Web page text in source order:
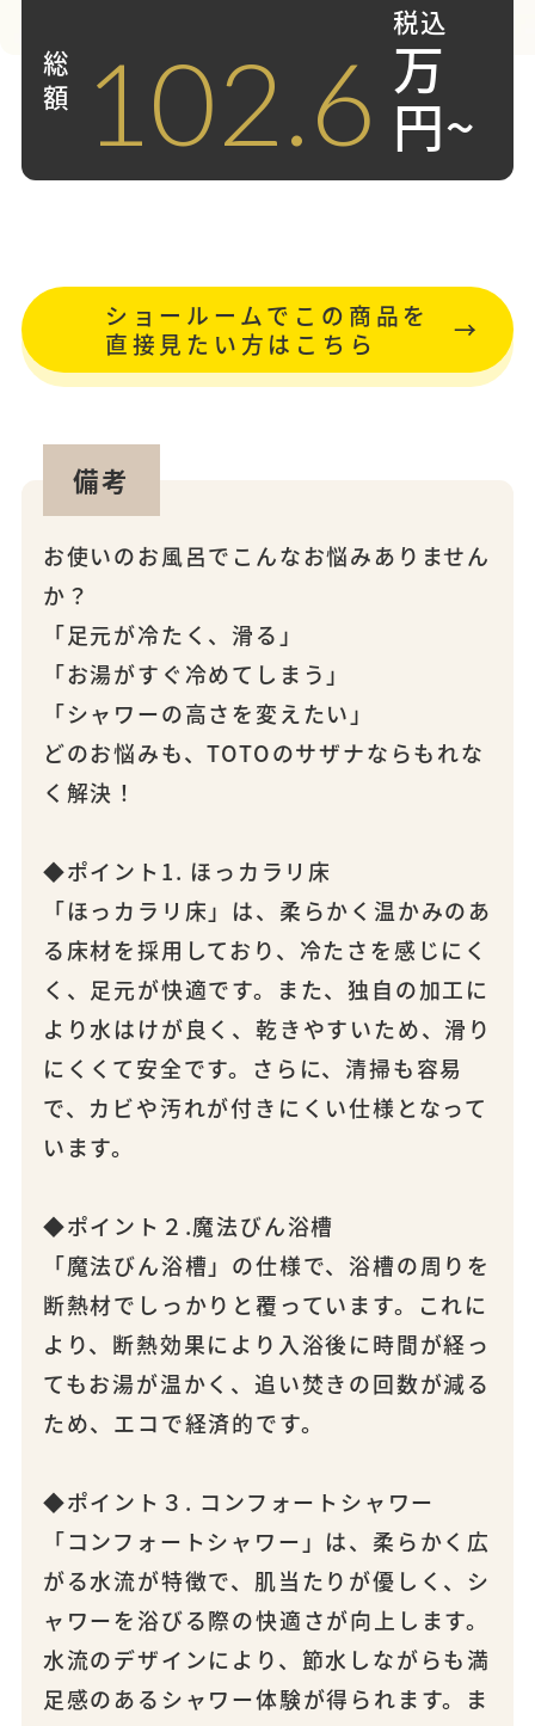
総
額
102.6
税込
万
円~
ショールームでこの商品を
直接見たい方はこちら
備考
お使いのお風呂でこんなお悩みありません
か？
「足元が冷たく、滑る」
「お湯がすぐ冷めてしまう」
「シャワーの高さを変えたい」
どのお悩みも、TOTOのサザナならもれな
く解決！
◆ポイント1. ほっカラリ床
「ほっカラリ床」は、柔らかく温かみのあ
る床材を採用しており、冷たさを感じにく
く、足元が快適です。また、独自の加工に
より水はけが良く、乾きやすいため、滑り
にくくて安全です。さらに、清掃も容易
で、カビや汚れが付きにくい仕様となって
います。
◆ポイント２.魔法びん浴槽
「魔法びん浴槽」の仕様で、浴槽の周りを
断熱材でしっかりと覆っています。これに
より、断熱効果により入浴後に時間が経っ
てもお湯が温かく、追い焚きの回数が減る
ため、エコで経済的です。
◆ポイント３. コンフォートシャワー
「コンフォートシャワー」は、柔らかく広
がる水流が特徴で、肌当たりが優しく、シ
ャワーを浴びる際の快適さが向上します。
水流のデザインにより、節水しながらも満
足感のあるシャワー体験が得られます。ま